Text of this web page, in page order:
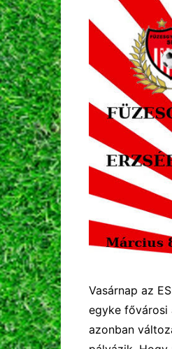
Vasárnap az
egyke fővárosi
azonban